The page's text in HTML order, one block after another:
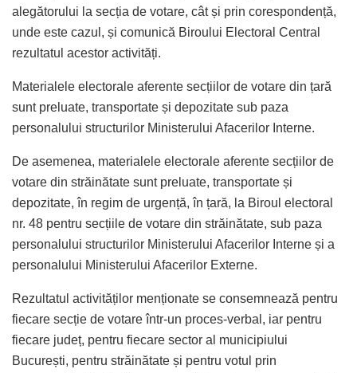
alegătorului la secția de votare, cât și prin corespondență,
unde este cazul, și comunică Biroului Electoral Central
rezultatul acestor activități.
Materialele electorale aferente secțiilor de votare din țară
sunt preluate, transportate și depozitate sub paza
personalului structurilor Ministerului Afacerilor Interne.
De asemenea, materialele electorale aferente secțiilor de
votare din străinătate sunt preluate, transportate și
depozitate, în regim de urgență, în țară, la Biroul electoral
nr. 48 pentru secțiile de votare din străinătate, sub paza
personalului structurilor Ministerului Afacerilor Interne și a
personalului Ministerului Afacerilor Externe.
Rezultatul activităților menționate se consemnează pentru
fiecare secție de votare într-un proces-verbal, iar pentru
fiecare județ, pentru fiecare sector al municipiului
București, pentru străinătate și pentru votul prin